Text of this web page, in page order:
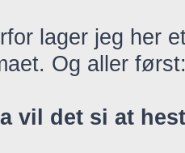
lager jeg her
Og aller
vil det si at